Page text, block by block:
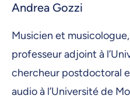
Andrea Gozzi
Musicien et
professeur adjoint à
chercheur postdoctoral
audio à l’Université de